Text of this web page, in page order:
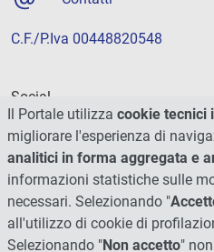
C.F./P.Iva 00448820548
Social
Il Portale utilizza cookie tecnici
migliorare l'esperienza di
analitici in forma aggregata e
informazioni statistiche sulle
necessari. Selezionando "
all'utilizzo di cookie di
Selezionando "Non accetto"